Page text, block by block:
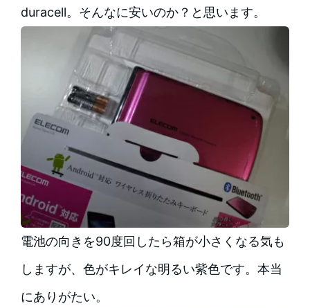
duracell。そんなに安いのか？と思います。
電池の向きを90度回したら箱が小さくなる気も
しますが、色がキレイな明るい紫色です。本当
にありがたい。